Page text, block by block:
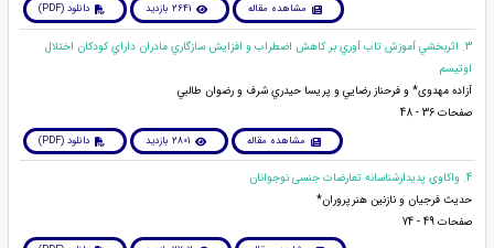
مشاهده مقاله 2641 بازدید دانلود (PDF)
3. اثربخشي آموزش تاب آوري بر كاهش اضطراب و افزايش سازگاري مادران داراي كودكان اختلال
اوتيسم
آزاده مهدوی* و فرحناز رضايي و پريسا حيدري شرف و رضوان طالبي
صفحات 36 - 48
مشاهده مقاله 2801 بازدید دانلود (PDF)
4. واکاوی پدیدارشناسانه تعارضات جنسی نوجوانان
حدیث فرجیان و نازنین هنرپروران*
صفحات 49 - 74